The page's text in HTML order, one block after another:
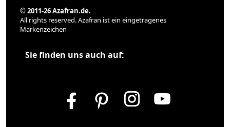
© 2011-26 Azafran.de.
All rights reserved. Azafran ist ein eingetragenes
Markenzeichen
Sie finden uns auch auf: